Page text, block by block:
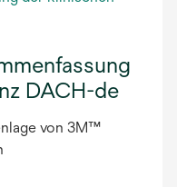
DACH-de
von 3M™